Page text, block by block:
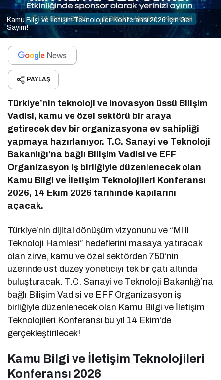
Kamu Bilgi ve İletişim Teknolojileri Konferansı 2026 İçin Geri
Sayım!
PAYLAŞ
Türkiye’nin teknoloji ve inovasyon üssü Bilişim
Vadisi, kamu ve özel sektörü bir araya
getirecek dev bir organizasyona ev sahipliği
yapmaya hazırlanıyor. T.C. Sanayi ve Teknoloji
Bakanlığı’na bağlı Bilişim Vadisi ve EFF
Organizasyon iş birliğiyle düzenlenecek olan
Kamu Bilgi ve İletişim Teknolojileri Konferansı
2026, 14 Ekim 2026 tarihinde kapılarını
açacak.
Türkiye’nin dijital dönüşüm vizyonunu ve “Milli
Teknoloji Hamlesi” hedeflerini masaya yatıracak
olan zirve, kamu ve özel sektörden 750’nin
üzerinde üst düzey yöneticiyi tek bir çatı altında
buluşturacak. T.C. Sanayi ve Teknoloji Bakanlığı’na
bağlı Bilişim Vadisi ve EFF Organizasyon iş
birliğiyle düzenlenecek olan Kamu Bilgi ve İletişim
Teknolojileri Konferansı bu yıl 14 Ekim’de
gerçekleştirilecek!
Kamu Bilgi ve İletişim Teknolojileri
Konferansı 2026